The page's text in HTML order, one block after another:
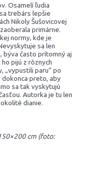
Osamelí ľudia
trebárs lepšie
Nikoly Šušovicovej
primárne.
normy, kde je
sa len
býva často prítomný aj
ho pijú z rôznych
„vypustili paru“ po
dokonca preto, aby
sa tak vyskytujú
Autorka je tu len
dianie.
cm (foto: